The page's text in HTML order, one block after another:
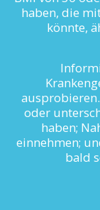
haben, die
könnte,
oder
haben;
einnehmen;
bald